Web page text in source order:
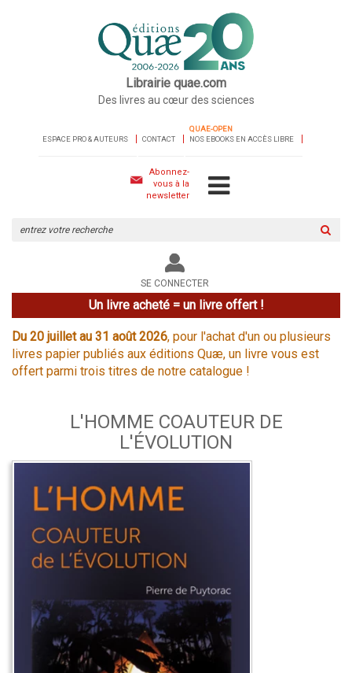
Librairie quae.com
Des livres au cœur des sciences
ESPACE PRO & AUTEURS CONTACT
QUAE-OPEN
NOS EBOOKS EN ACCÈS LIBRE
Abonnez-
vous à la
newsletter
le
site
SE CONNECTER
Un livre acheté = un livre offert !
Du 20 juillet au 31 août 2026, pour l'achat d'un ou plusieurs
livres papier publiés aux éditions Quæ, un livre vous est
offert parmi trois titres de notre catalogue !
L'HOMME COAUTEUR DE
L'ÉVOLUTION